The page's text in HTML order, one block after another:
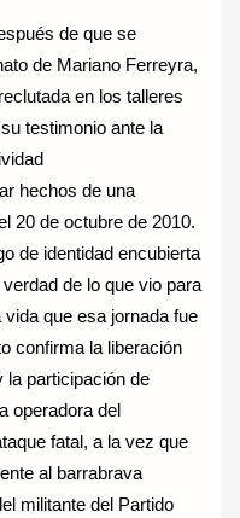
de que se
de Mariano Ferreyra,
en los talleres
testimonio ante la
hechos de una
20 de octubre de 2010.
de identidad encubierta
de lo que vio para
que esa jornada fue
confirma la liberación
la participación de
operadora del
fatal, a la vez que
al barrabrava
militante del Partido